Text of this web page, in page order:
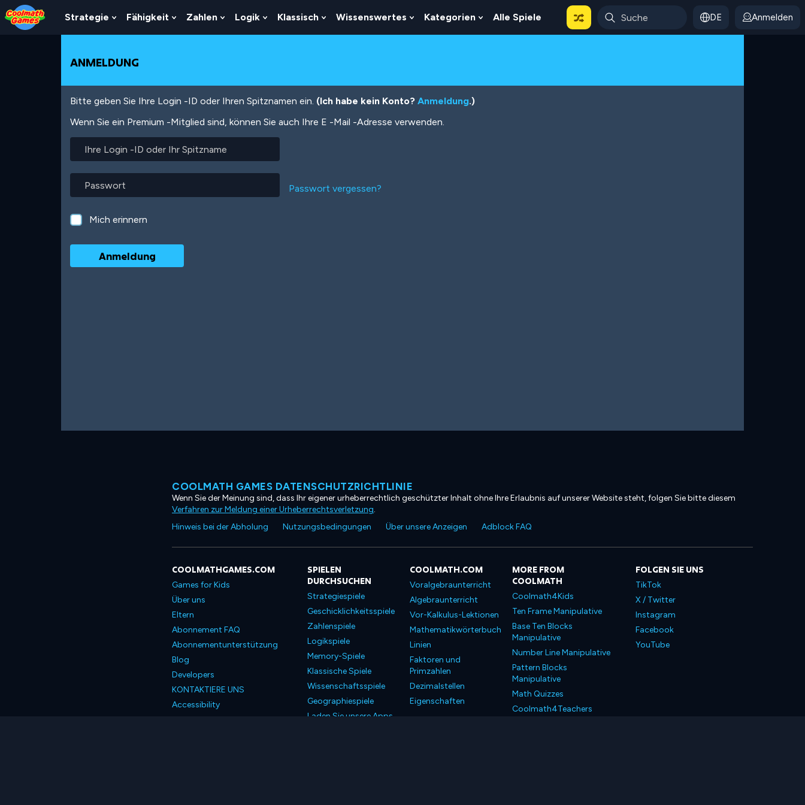
Skip
to
Top
Skip
to
Navigation
Skip
to
Main
Skip
to
Footer
Direkt
zum
Inhalt
Strategie
Show
Submenu
Strategie
Fähigkeit
Show
Submenu
Zahlen
Show
Submenu
Logik
Show
Submenu
Klassisch
Show
Submenu
Wissenswertes
Show
Submenu
Kategorien
Show
Submenu
Alle Spiele DE Anmelden
ANMELDUNG
Bitte geben Sie Ihre Login -ID oder Ihren Spitznamen ein. (Ich habe kein Konto? Anmeldung.)
Wenn Sie ein Premium -Mitglied sind, können Sie auch Ihre E -Mail -Adresse verwenden.
Login
ID
oder
Ihr
Spitzname
Passwort vergessen?
Mich erinnern
COOLMATH GAMES DATENSCHUTZRICHTLINIE
Wenn Sie der Meinung sind, dass Ihr eigener urheberrechtlich geschützter Inhalt ohne Ihre Erlaubnis auf unserer Website steht, folgen Sie bitte diesem
Verfahren zur Meldung einer Urheberrechtsverletzung.
Hinweis bei der Abholung
Nutzungsbedingungen Über unsere Anzeigen Adblock FAQ
COOLMATHGAMES.COM
Games for Kids
Über uns
Eltern
Abonnement FAQ
Abonnementunterstützung
Blog
Developers
KONTAKTIERE UNS
Accessibility
SPIELEN
DURCHSUCHEN
Strategiespiele
Geschicklichkeitsspiele
Zahlenspiele
Logikspiele
Memory-Spiele
Klassische Spiele
Wissenschaftsspiele
Geographiespiele
Laden Sie unsere Apps
COOLMATH.COM
Voralgebraunterricht
Algebraunterricht
Vor-Kalkulus-Lektionen
Mathematikwörterbuch
Linien
Faktoren und
Primzahlen
Dezimalstellen
Eigenschaften
MORE FROM
COOLMATH
Coolmath4Kids
Ten Frame Manipulative
Base Ten Blocks
Manipulative
Number Line Manipulative
Pattern Blocks
Manipulative
Math Quizzes
Coolmath4Teachers
FOLGEN SIE UNS
TikTok
X / Twitter
Instagram
Facebook
YouTube